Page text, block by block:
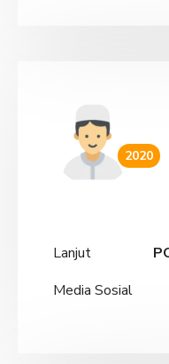
2020
Lanjut
Media Sosial